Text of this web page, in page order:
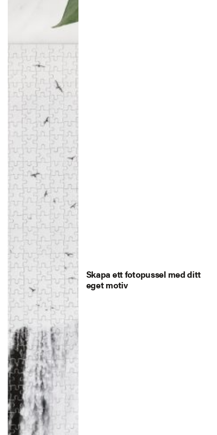
Skapa ett fotopussel med ditt
eget motiv